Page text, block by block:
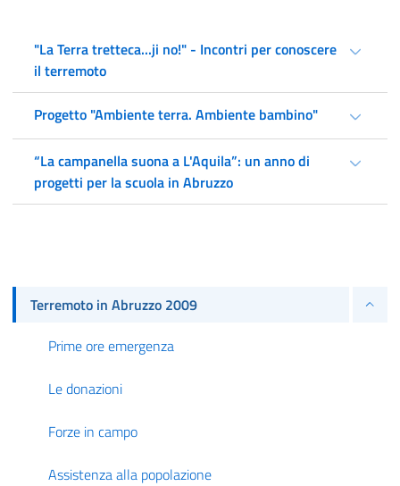
"La Terra tretteca...ji no!" - Incontri per conoscere
il terremoto
Progetto "Ambiente terra. Ambiente bambino"
“La campanella suona a L'Aquila”: un anno di
progetti per la scuola in Abruzzo
Terremoto in Abruzzo 2009
Prime ore emergenza
Le donazioni
Forze in campo
Assistenza alla popolazione